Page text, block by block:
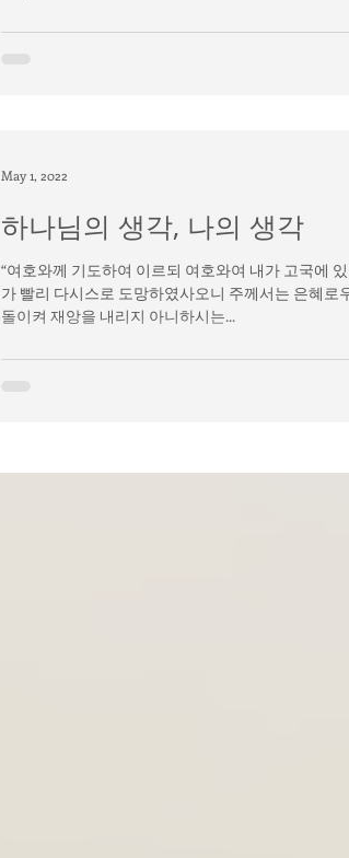
하나님의 생각, 나의 생각
“여호와께 기도하여 이르되 여호와여 내가 고국에
가 빨리 다시스로 도망하였사오니 주께서는 은혜
돌이켜 재앙을 내리지 아니하시는...
May 1, 2022